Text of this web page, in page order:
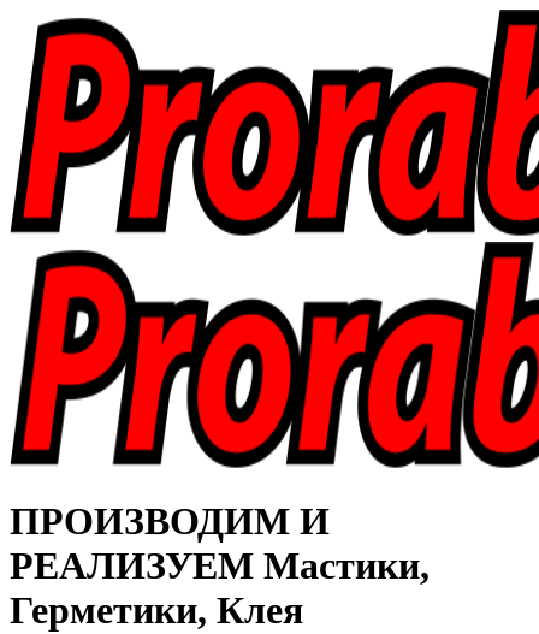
ПРОИЗВОДИМ И
РЕАЛИЗУЕМ Мастики,
Герметики, Клея